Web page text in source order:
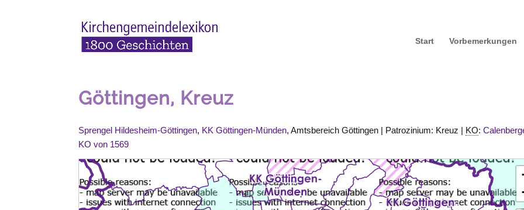
Start Vorbemerkungen
Göttingen, Kreuz
Sprengel Hildesheim-Göttingen, KK Göttingen-Münden, Amtsbereich Göttingen | Patrozinium: Kreuz | KO:
KO von 1569